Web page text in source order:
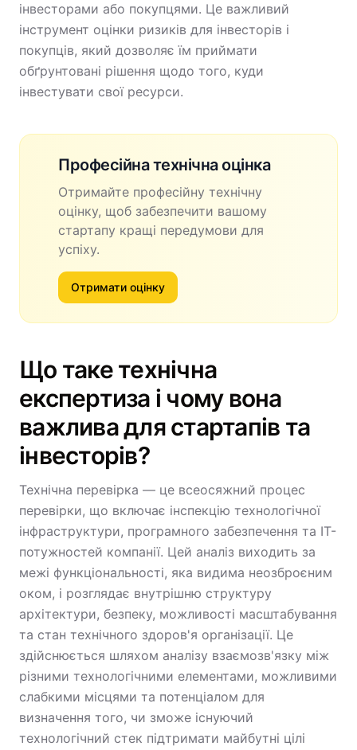
інвесторами або покупцями. Це важливий
інструмент оцінки ризиків для інвесторів і
покупців, який дозволяє їм приймати
обґрунтовані рішення щодо того, куди
інвестувати свої ресурси.
Професійна технічна оцінка
Отримайте професійну технічну
оцінку, щоб забезпечити вашому
стартапу кращі передумови для
успіху.
Отримати оцінку
Що таке технічна
експертиза і чому вона
важлива для стартапів та
інвесторів?
Технічна перевірка — це всеосяжний процес
перевірки, що включає інспекцію технологічної
інфраструктури, програмного забезпечення та ІТ-
потужностей компанії. Цей аналіз виходить за
межі функціональності, яка видима неозброєним
оком, і розглядає внутрішню структуру
архітектури, безпеку, можливості масштабування
та стан технічного здоров'я організації. Це
здійснюється шляхом аналізу взаємозв'язку між
різними технологічними елементами, можливими
слабкими місцями та потенціалом для
визначення того, чи зможе існуючий
технологічний стек підтримати майбутні цілі